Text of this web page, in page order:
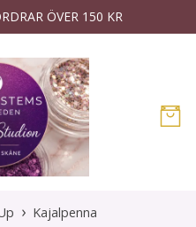
ÖVER 150 KR
Kajalpenna